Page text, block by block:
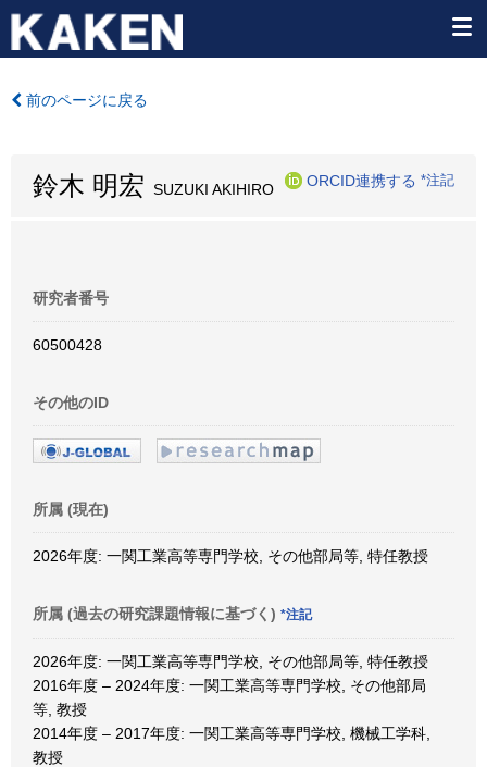
前のページに戻る
鈴木 明宏 SUZUKI AKIHIRO
ORCID連携する *注記
研究者番号
60500428
その他のID
所属 (現在)
2026年度: 一関工業高等専門学校, その他部局等, 特任教授
所属 (過去の研究課題情報に基づく) *注記
2026年度: 一関工業高等専門学校, その他部局等, 特任教授
2016年度 – 2024年度: 一関工業高等専門学校, その他部局
等, 教授
2014年度 – 2017年度: 一関工業高等専門学校, 機械工学科,
教授